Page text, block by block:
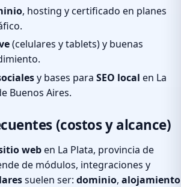
, hosting y certificado en planes
(celulares y tablets) y buenas
y bases para SEO local en La
Buenos Aires.
(costos y alcance)
weben La Plata, provincia de
de módulos, integraciones y
suelen ser: dominio, alojamiento